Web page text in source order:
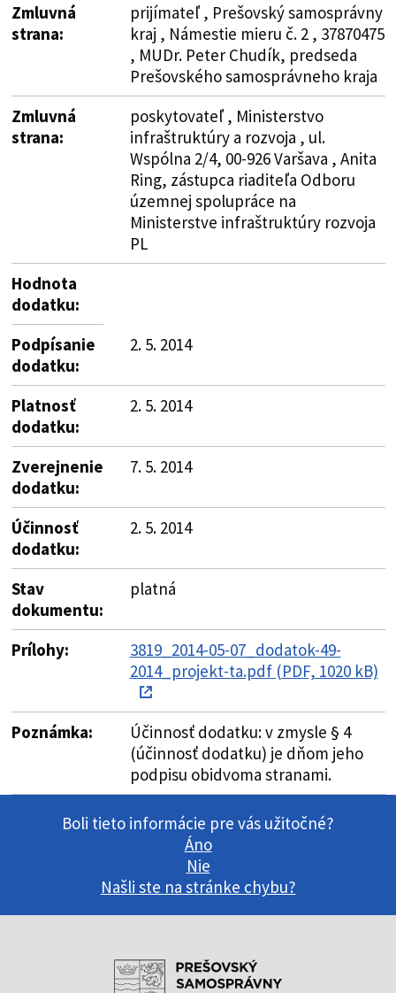
Zmluvná
strana:
prijímateľ , Prešovský samosprávny
kraj , Námestie mieru č. 2 , 37870475
, MUDr. Peter Chudík, predseda
Prešovského samosprávneho kraja
Zmluvná
strana:
poskytovateľ , Ministerstvo
infraštruktúry a rozvoja , ul.
Wspólna 2/4, 00-926 Varšava , Anita
Ring, zástupca riaditeľa Odboru
územnej spolupráce na
Ministerstve infraštruktúry rozvoja
PL
Hodnota
dodatku:
Podpísanie
dodatku:
2. 5. 2014
Platnosť
dodatku:
2. 5. 2014
Zverejnenie
dodatku:
7. 5. 2014
Účinnosť
dodatku:
2. 5. 2014
Stav
dokumentu:
platná
Prílohy:
3819_2014-05-07_dodatok-49-
2014_projekt-ta.pdf (PDF, 1020 kB)
Poznámka:
Účinnosť dodatku: v zmysle § 4
(účinnosť dodatku) je dňom jeho
podpisu obidvoma stranami.
Boli tieto informácie pre vás užitočné?
Áno
Nie
Našli ste na stránke chybu?